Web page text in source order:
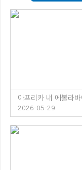
2026-05-29